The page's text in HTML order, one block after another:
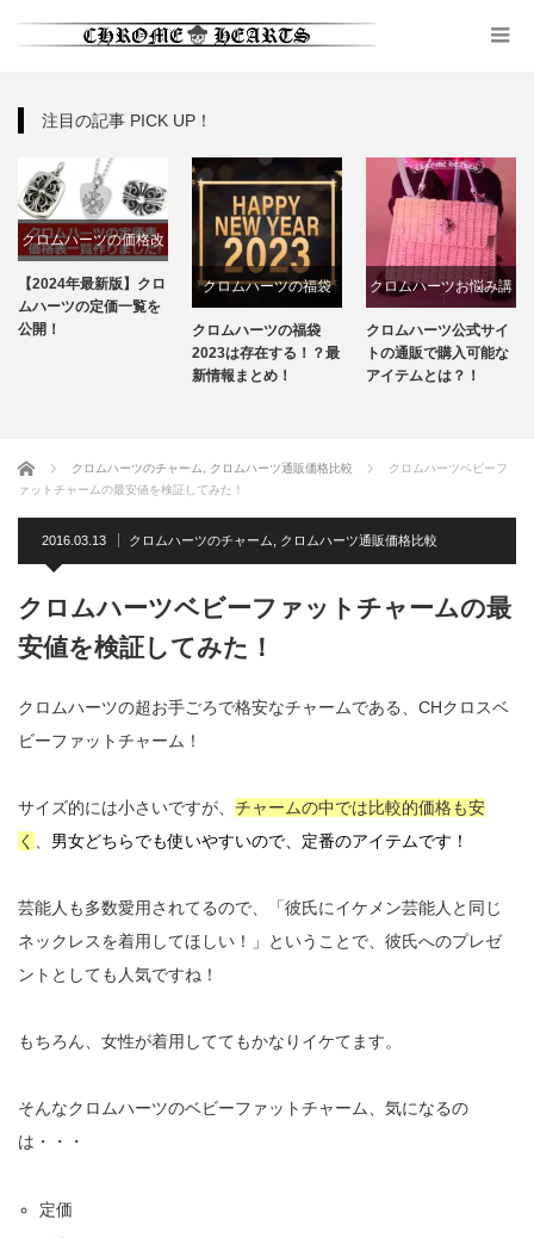
注目の記事 PICK UP！
クロムハーツの価格改
定
【2024年最新版】クロ
ムハーツの定価一覧を
公開！
クロムハーツの福袋
クロムハーツの福袋
2023は存在する！？最
新情報まとめ！
クロムハーツお悩み講
座
クロムハーツ公式サイ
トの通販で購入可能な
アイテムとは？！
ホーム クロムハーツのチャーム クロムハーツ通販価格比較
クロムハーツベビーフ
ァットチャームの最安値を検証してみた！
2016.03.13 クロムハーツのチャーム クロムハーツ通販価格比較
クロムハーツベビーファットチャームの最
安値を検証してみた！
クロムハーツの超お手ごろで格安なチャームである、CHクロスベ
ビーファットチャーム！
サイズ的には小さいですが、 チャームの中では比較的価格も安
く
男女どちらでも使いやすいので、定番のアイテムです！
芸能人も多数愛用されてるので、「彼氏にイケメン芸能人と同じ
ネックレスを着用してほしい！」ということで、彼氏へのプレゼ
ントとしても人気ですね！
もちろん、女性が着用しててもかなりイケてます。
そんなクロムハーツのベビーファットチャーム、気になるの
は・・・
定価